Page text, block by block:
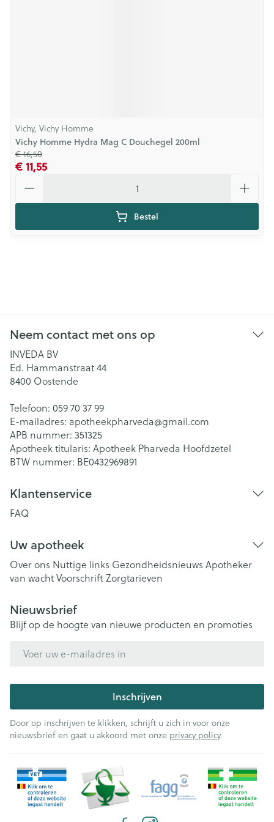
Vichy, Vichy Homme
Vichy Homme Hydra Mag C Douchegel 200ml
€ 16,50
€ 11,55
Bestel
Neem contact met ons op
INVEDA BV
Ed. Hammanstraat 44
8400 Oostende
Telefoon: 059 70 37 99
E-mailadres: apotheekpharveda@gmail.com
APB nummer: 351325
Apotheek titularis: Apotheek Pharveda Hoofdzetel
BTW nummer: BE0432969891
Klantenservice
FAQ
Uw apotheek
Over ons Nuttige links Gezondheidsnieuws Apotheker
van wachtVoorschriftZorgtarieven
Nieuwsbrief
Blijf op de hoogte van nieuwe producten en promoties
Inschrijven
Door op inschrijven te klikken, schrijft u zich in voor onze
nieuwsbrief en gaat u akkoord met onze privacy policy.